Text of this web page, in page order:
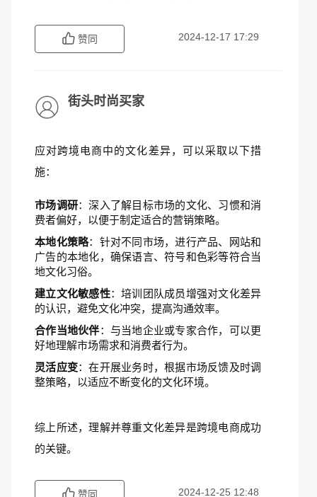
赞同 2024-12-17 17:29
街头时尚买家
应对跨境电商中的文化差异，可以采取以下措
施：
市场调研：深入了解目标市场的文化、习惯和消
费者偏好，以便于制定适合的营销策略。
本地化策略：针对不同市场，进行产品、网站和
广告的本地化，确保语言、符号和色彩等符合当
地文化习俗。
建立文化敏感性：培训团队成员增强对文化差异
的认识，避免文化冲突，提高沟通效率。
合作当地伙伴：与当地企业或专家合作，可以更
好地理解市场需求和消费者行为。
灵活应变：在开展业务时，根据市场反馈及时调
整策略，以适应不断变化的文化环境。
综上所述，理解并尊重文化差异是跨境电商成功
的关键。
赞同 2024-12-25 12:48